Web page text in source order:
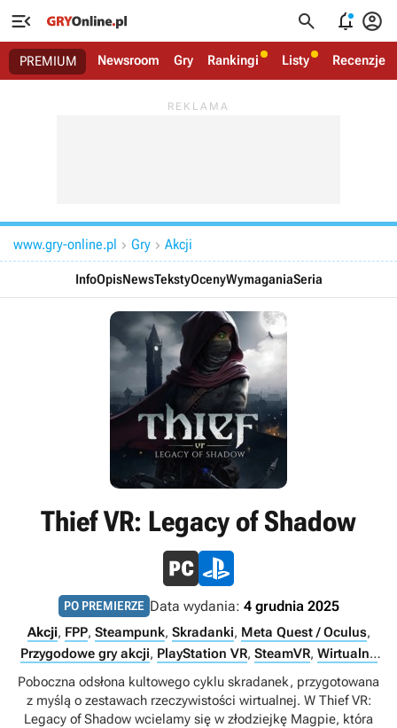
   
PREMIUM Newsroom Gry Rankingi Listy Recenzje
www.gry-online.pl  Gry  Akcji
InfoOpisNewsTekstyOcenyWymaganiaSeria
Thief VR: Legacy of Shadow
PO PREMIERZE Data wydania: 4 grudnia 2025
Akcji, FPP, Steampunk, Skradanki, Meta Quest / Oculus,
Przygodowe gry akcji, PlayStation VR, SteamVR, Wirtualna
rzeczywistość (VR) , Singleplayer
Poboczna odsłona kultowego cyklu skradanek, przygotowana
z myślą o zestawach rzeczywistości wirtualnej. W Thief VR:
Legacy of Shadow wcielamy się w złodziejkę Magpie, która